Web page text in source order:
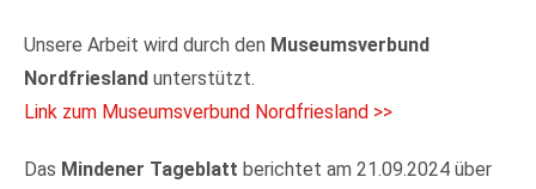
Unsere Arbeit wird durch den Museumsverbund
Nordfriesland unterstützt.
Link zum Museumsverbund Nordfriesland >>
Das Mindener Tageblatt berichtet am 21.09.2024 über